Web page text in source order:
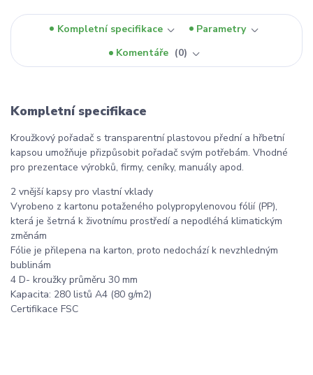
Kompletní specifikace
Parametry
Komentáře
0
Kompletní specifikace
Kroužkový pořadač s transparentní plastovou přední a hřbetní
kapsou umožňuje přizpůsobit pořadač svým potřebám. Vhodné
pro prezentace výrobků, firmy, ceníky, manuály apod.
2 vnější kapsy pro vlastní vklady
Vyrobeno z kartonu potaženého polypropylenovou fólií (PP),
která je šetrná k životnímu prostředí a nepodléhá klimatickým
změnám
Fólie je přilepena na karton, proto nedochází k nevzhledným
bublinám
4 D- kroužky průměru 30 mm
Kapacita: 280 listů A4 (80 g/m2)
Certifikace FSC